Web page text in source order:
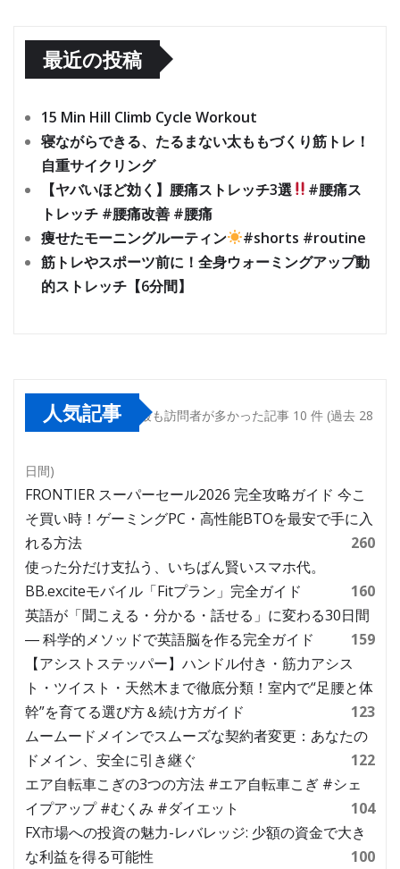
最近の投稿
15 Min Hill Climb Cycle Workout
寝ながらできる、たるまない太ももづくり筋トレ！
自重サイクリング
【ヤバいほど効く】腰痛ストレッチ3選
#腰痛ス
トレッチ #腰痛改善 #腰痛
痩せたモーニングルーティン
#shorts #routine
筋トレやスポーツ前に！全身ウォーミングアップ動
的ストレッチ【6分間】
人気記事 最も訪問者が多かった記事 10 件 (過去 28
日間)
FRONTIER スーパーセール2026 完全攻略ガイド 今こ
そ買い時！ゲーミングPC・高性能BTOを最安で手に入
れる方法
260
使った分だけ支払う、いちばん賢いスマホ代。
BB.exciteモバイル「Fitプラン」完全ガイド
160
英語が「聞こえる・分かる・話せる」に変わる30日間
― 科学的メソッドで英語脳を作る完全ガイド
159
【アシストステッパー】ハンドル付き・筋力アシス
ト・ツイスト・天然木まで徹底分類！室内で“足腰と体
幹”を育てる選び方＆続け方ガイド
123
ムームードメインでスムーズな契約者変更：あなたの
ドメイン、安全に引き継ぐ
122
エア自転車こぎの3つの方法 #エア自転車こぎ #シェ
イプアップ #むくみ #ダイエット
104
FX市場への投資の魅力-レバレッジ: 少額の資金で大き
な利益を得る可能性
100